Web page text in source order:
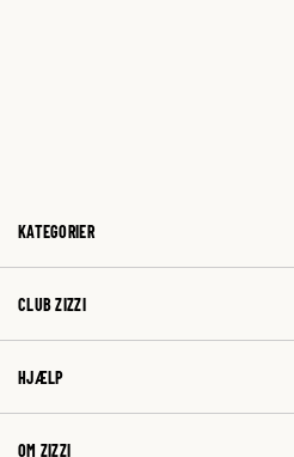
KATEGORIER
CLUB ZIZZI
HJÆLP
OM ZIZZI